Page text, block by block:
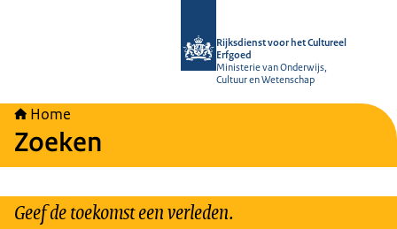
Rijksdienst voor het Cultureel
Erfgoed
Ministerie van Onderwijs,
Cultuur en Wetenschap
Home
Zoeken
Geef de toekomst een verleden.